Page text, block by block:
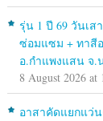
รุ่น 1 ปี 69 วันเส
ซ่อมแซม + ทาสีอ
อ.กำแพงแสน จ.
8 August 2026 at
อาสาคัดแยกแว่